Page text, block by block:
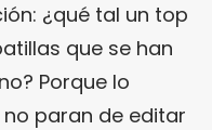
¿qué tal un top
que se han
Porque lo
no paran de editar